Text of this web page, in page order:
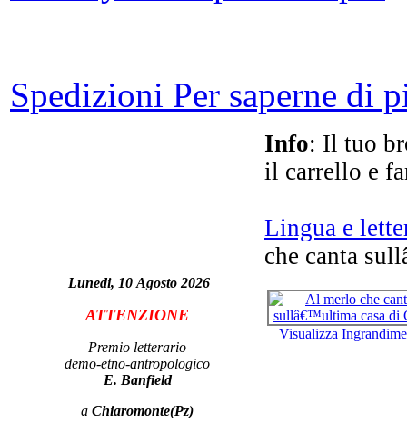
Spedizioni Per saperne di
Lunedi, 10 Agosto 2026
ATTENZIONE
Premio letterario
demo-etno-antropologico
E. Banfield
a Chiaromonte(Pz)
Info: Il tuo
il carrello e
Lingua e
che canta
Visualizza